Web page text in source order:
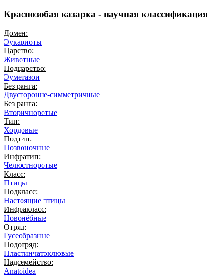
Краснозобая казарка - научная классификация
Домен:
Эукариоты
Царство:
Животные
Подцарство:
Эуметазои
Без ранга:
Двусторонне-симметричные
Без ранга:
Вторичноротые
Тип:
Хордовые
Подтип:
Позвоночные
Инфратип:
Челюстноротые
Класс:
Птицы
Подкласс:
Настоящие птицы
Инфракласс:
Новонёбные
Отряд:
Гусеобразные
Подотряд:
Пластинчатоклювые
Надсемейство:
Anatoidea